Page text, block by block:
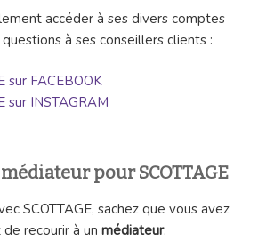
accéder à ses divers comptes
à ses conseillers clients :
sur FACEBOOK
sur INSTAGRAM
pour SCOTTAGE
SCOTTAGE, sachez que vous avez
recourir à un médiateur.